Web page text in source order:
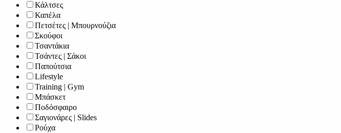
Κάλτσες
Καπέλα
Πετσέτες | Μπουρνούζια
Σκούφοι
Τσαντάκια
Τσάντες | Σάκοι
Παπούτσια
Lifestyle
Training | Gym
Μπάσκετ
Ποδόσφαιρο
Σαγιονάρες | Slides
Ρούχα